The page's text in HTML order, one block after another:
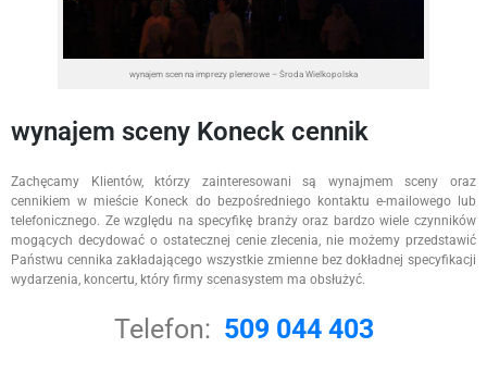
wynajem scen na imprezy plenerowe – Środa Wielkopolska
wynajem sceny Koneck cennik
Zachęcamy Klientów, którzy zainteresowani są wynajmem sceny oraz
cennikiem w mieście Koneck do bezpośredniego kontaktu e-mailowego lub
telefonicznego. Ze względu na specyfikę branży oraz bardzo wiele czynników
mogących decydować o ostatecznej cenie zlecenia, nie możemy przedstawić
Państwu cennika zakładającego wszystkie zmienne bez dokładnej specyfikacji
wydarzenia, koncertu, który firmy scenasystem ma obsłużyć.
Telefon: 509 044 403